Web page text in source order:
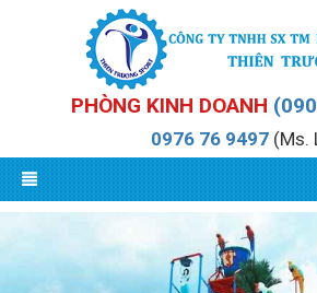
PHÒNG KINH DOANH
0976 76 9497(Ms.